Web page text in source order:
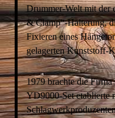
Drummer-Welt mit der
& Clamp“-Halterung,
Fixieren eines
gelagerten
1979 brachte die
YD9000-Set etablierte